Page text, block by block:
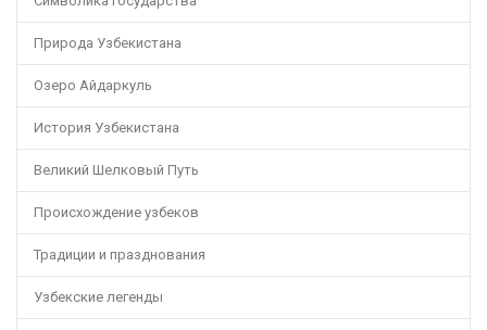
Природа Узбекистана
Озеро Айдаркуль
История Узбекистана
Великий Шелковый Путь
Происхождение узбеков
Традиции и празднования
Узбекские легенды